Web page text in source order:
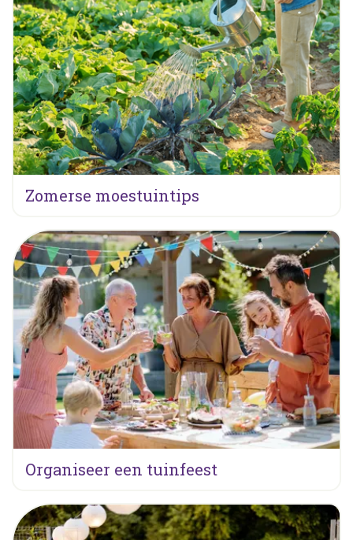
Zomerse moestuintips
Organiseer een tuinfeest